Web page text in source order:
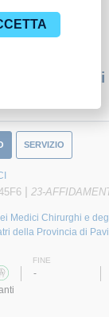
SERVIZIO
| 23-
Medici Chirurghi e
della Provincia di
FINE
-